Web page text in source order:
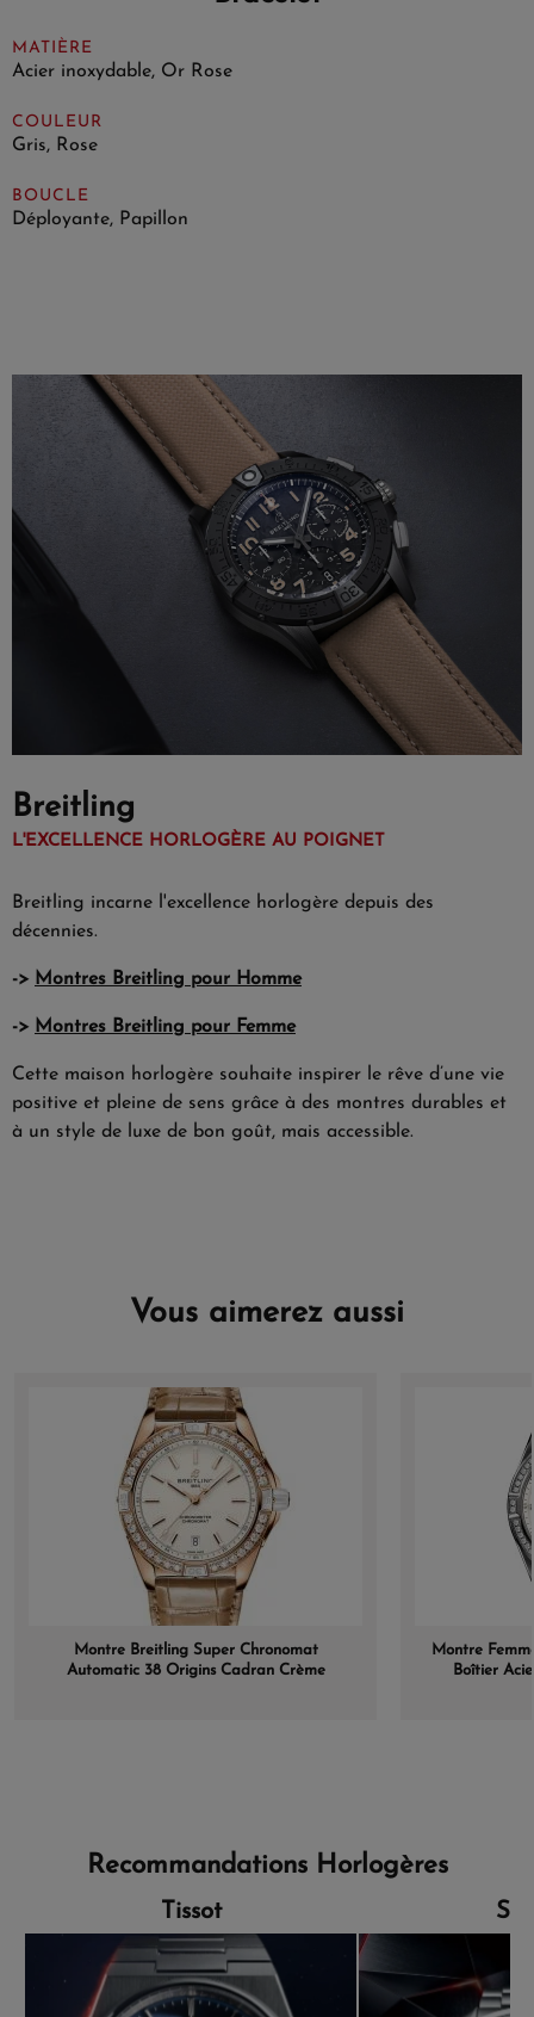
MATIÈRE
Acier inoxydable, Or Rose
COULEUR
Gris, Rose
BOUCLE
Déployante, Papillon
Breitling
L'EXCELLENCE HORLOGÈRE AU POIGNET
Breitling incarne l'excellence horlogère depuis des
décennies.
-> Montres Breitling pour Homme
-> Montres Breitling pour Femme
Cette maison horlogère souhaite inspirer le rêve d’une vie
positive et pleine de sens grâce à des montres durables et
à un style de luxe de bon goût, mais accessible.
Vous aimerez aussi
Montre Breitling Super Chronomat
Automatic 38 Origins Cadran Crème
Montre
Boîtier
Recommandations Horlogères
Tissot